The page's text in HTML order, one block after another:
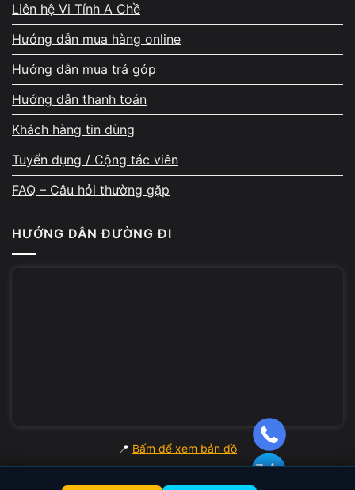
giá, thời gian và thông tin đối soát. Máy
không bị giữ lại chờ xử lý, không hẹn sang
ngày hôm sau. Cam kết giao dịch rõ ràng từ
đầu đến cuối.
Hỗ trợ đổi máy nếu cần nâng
cấp
Liên hệ Vi Tính A Chề
Hướng dẫn mua hàng online
Hướng dẫn mua trả góp
Hướng dẫn thanh toán
Khách hàng tin dùng
Tuyển dụng / Cộng tác viên
FAQ – Câu hỏi thường gặp
HƯỚNG DẪN ĐƯỜNG ĐI
📍 Bấm để xem bản đồ